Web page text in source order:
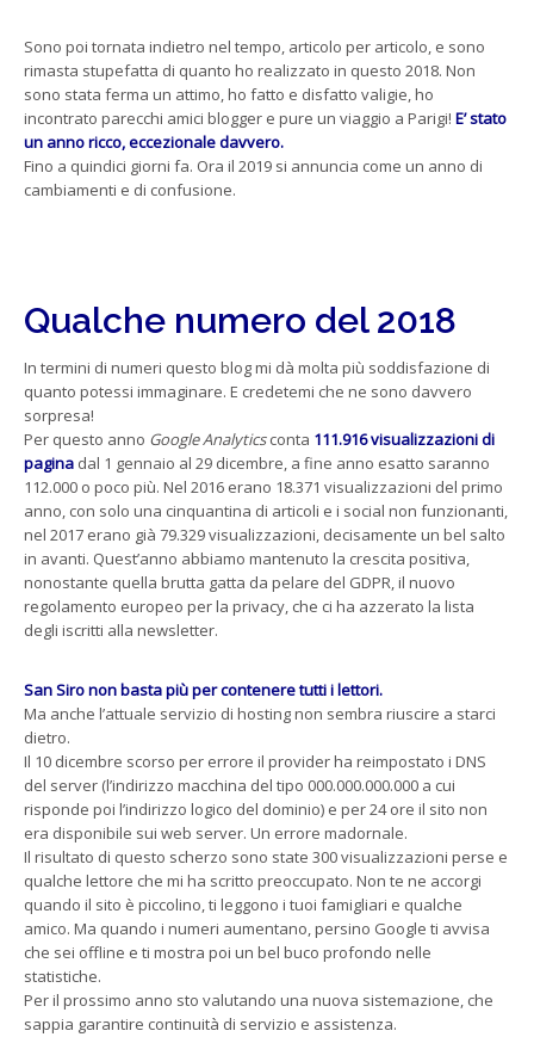
Sono poi tornata indietro nel tempo, articolo per articolo, e sono
rimasta stupefatta di quanto ho realizzato in questo 2018. Non
sono stata ferma un attimo, ho fatto e disfatto valigie, ho
incontrato parecchi amici blogger e pure un viaggio a Parigi! E’ stato
un anno ricco, eccezionale davvero.
Fino a quindici giorni fa. Ora il 2019 si annuncia come un anno di
cambiamenti e di confusione.
Qualche numero del 2018
In termini di numeri questo blog mi dà molta più soddisfazione di
quanto potessi immaginare. E credetemi che ne sono davvero
sorpresa!
Per questo anno Google Analyticsconta 111.916 visualizzazioni di
pagina dal 1 gennaio al 29 dicembre, a fine anno esatto saranno
112.000 o poco più. Nel 2016 erano 18.371 visualizzazioni del primo
anno, con solo una cinquantina di articoli e i social non funzionanti,
nel 2017 erano già 79.329 visualizzazioni, decisamente un bel salto
in avanti. Quest’anno abbiamo mantenuto la crescita positiva,
nonostante quella brutta gatta da pelare del GDPR, il nuovo
regolamento europeo per la privacy, che ci ha azzerato la lista
degli iscritti alla newsletter.
San Siro non basta più per contenere tutti i lettori.
Ma anche l’attuale servizio di hosting non sembra riuscire a starci
dietro.
Il 10 dicembre scorso per errore il provider ha reimpostato i DNS
del server (l’indirizzo macchina del tipo 000.000.000.000 a cui
risponde poi l’indirizzo logico del dominio) e per 24 ore il sito non
era disponibile sui web server. Un errore madornale.
Il risultato di questo scherzo sono state 300 visualizzazioni perse e
qualche lettore che mi ha scritto preoccupato. Non te ne accorgi
quando il sito è piccolino, ti leggono i tuoi famigliari e qualche
amico. Ma quando i numeri aumentano, persino Google ti avvisa
che sei offline e ti mostra poi un bel buco profondo nelle
statistiche.
Per il prossimo anno sto valutando una nuova sistemazione, che
sappia garantire continuità di servizio e assistenza.